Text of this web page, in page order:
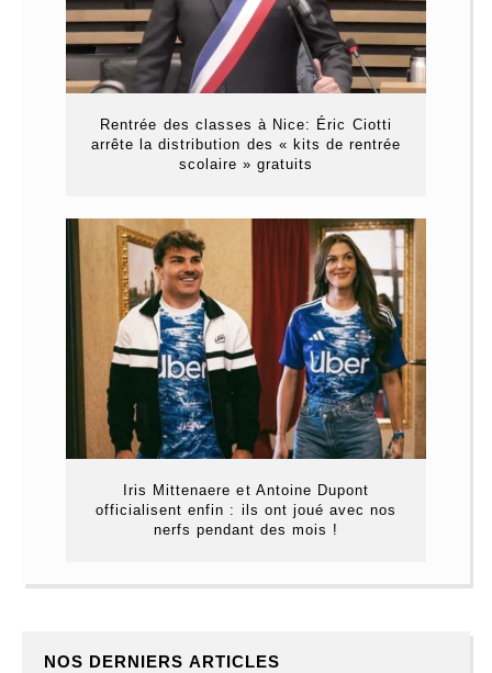
Rentrée des classes à Nice: Éric Ciotti
arrête la distribution des « kits de rentrée
scolaire » gratuits
Iris Mittenaere et Antoine Dupont
officialisent enfin : ils ont joué avec nos
nerfs pendant des mois !
NOS DERNIERS ARTICLES